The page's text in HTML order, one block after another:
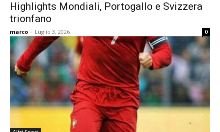
Highlights Mondiali, Portogallo e Svizzera
trionfano
marco - Luglio 3, 2026 0